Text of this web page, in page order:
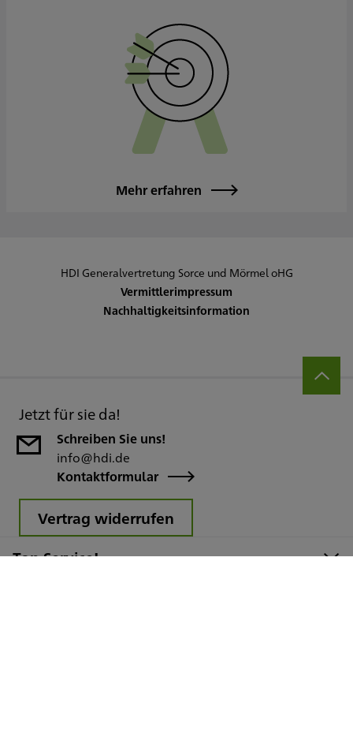
Sowie nach Vereinbarung
Mehr erfahren
HDI Generalvertretung Sorce und Mörmel oHG
Vermittlerimpressum
Nachhaltigkeitsinformation
Jetzt für sie da!
Schreiben Sie uns!
info@hdi.de
Kontaktformular
Vertrag widerrufen
Top Service!